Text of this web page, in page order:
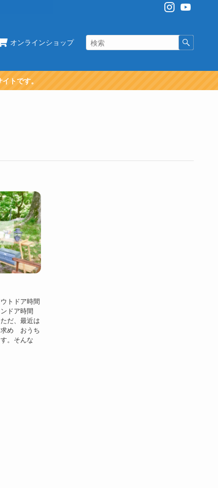
オンラインショップ
トです。
トドア時間
ドア時間
だ、最近は
求め おうち
。そんな